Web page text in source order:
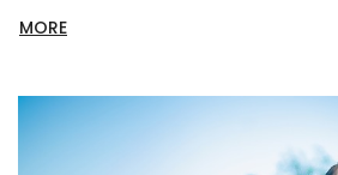
MORE